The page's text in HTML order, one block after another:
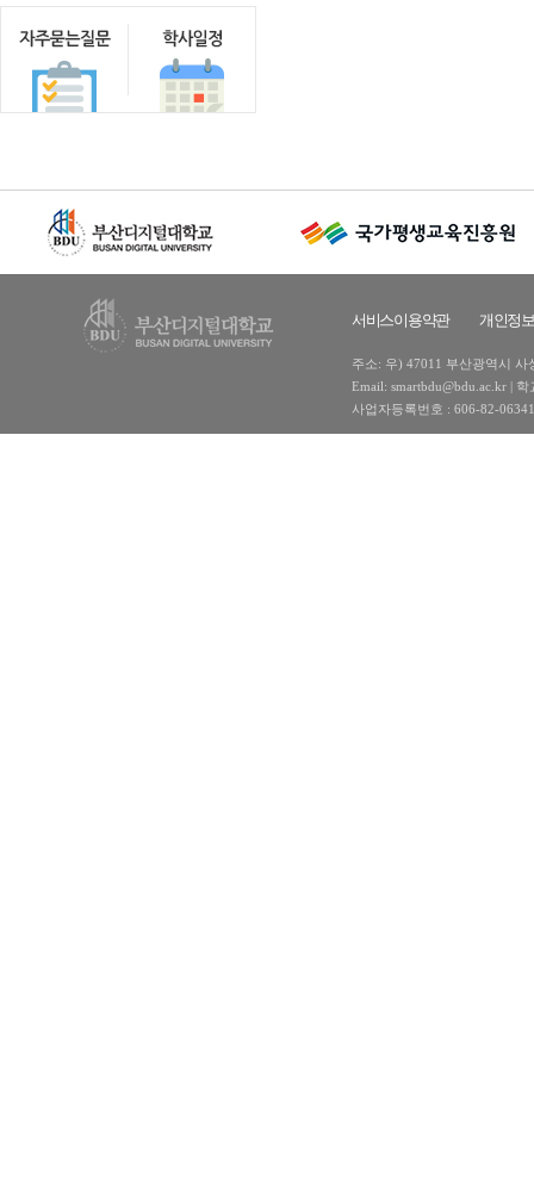
서비스이용약관 개인정
주소: 우) 47011 부산광역시 사
Email: smartbdu@bdu.ac.kr |
사업자등록번호 : 606-82-